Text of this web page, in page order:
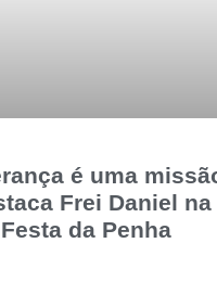
é uma
Frei Daniel na
da Penha